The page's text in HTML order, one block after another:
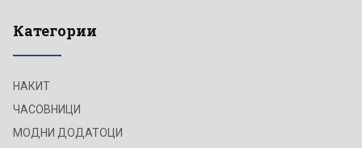
Категории
НАКИТ
ЧАСОВНИЦИ
МОДНИ ДОДАТОЦИ